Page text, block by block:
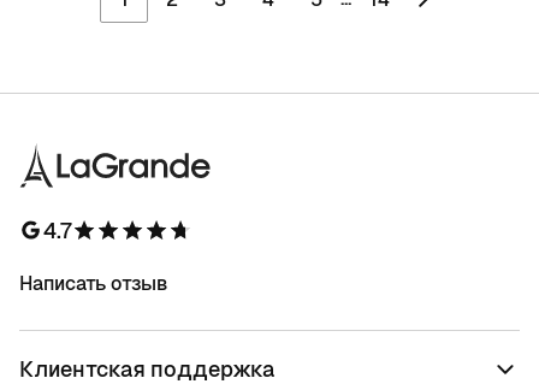
4.7
Написать отзыв
Клиентская поддержка